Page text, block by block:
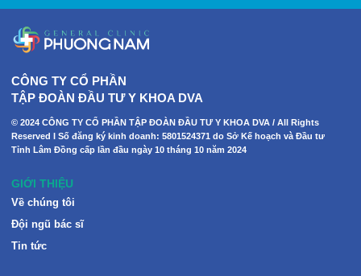
CÔNG TY CỔ PHẦN
TẬP ĐOÀN ĐẦU TƯ Y KHOA DVA
© 2024 CÔNG TY CỔ PHẦN TẬP ĐOÀN ĐẦU TƯ Y KHOA DVA / All Rights
Reserved I Số đăng ký kinh doanh: 5801524371 do Sở Kế hoạch và Đầu tư
Tỉnh Lâm Đồng cấp lần đầu ngày 10 tháng 10 năm 2024
GIỚI THIỆU
Về chúng tôi
Đội ngũ bác sĩ
Tin tức